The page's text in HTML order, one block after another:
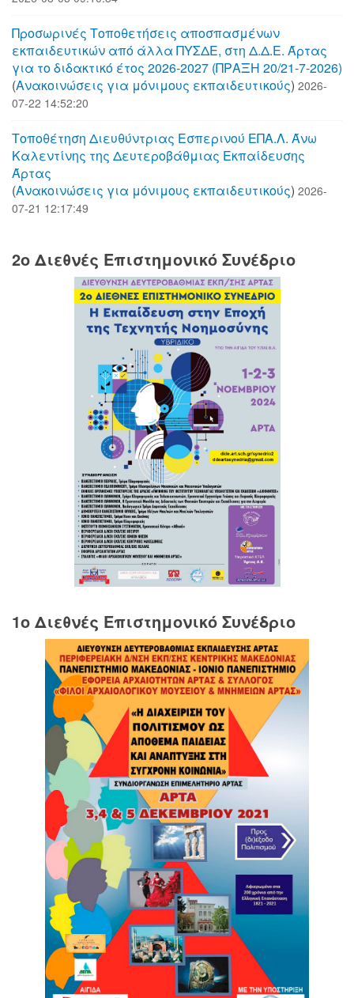
Προσωρινές Τοποθετήσεις αποσπασμένων
εκπαιδευτικών από άλλα ΠΥΣΔΕ, στη Δ.Δ.Ε. Άρτας
για το διδακτικό έτος 2026-2027 (ΠΡΑΞΗ 20/21-7-2026)
(Aνακοινώσεις για μόνιμους εκπαιδευτικούς) 2026-
07-22 14:52:20
Τοποθέτηση Διευθύντριας Εσπερινού ΕΠΑ.Λ. Άνω
Καλεντίνης της Δευτεροβάθμιας Εκπαίδευσης
Άρτας
(Aνακοινώσεις για μόνιμους εκπαιδευτικούς) 2026-
07-21 12:17:49
2o Διεθνές Επιστημονικό Συνέδριο
1o Διεθνές Επιστημονικό Συνέδριο